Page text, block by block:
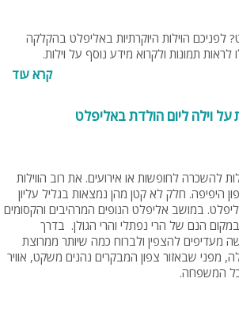
לפניכם הוילות היוקרתיות באליפלט בהקלקה
לראות תמונות ולקרוא מידע נוסף על וילות.
בנוסף תוכלו להתייעץ עם צוות האתר בחינם בטלפון 077-4060599 או
קרא עוד
וילה ליום הולדת באליפלט
להשכרה לחופשות או אירועים. את רוב הווילות
היפיפה. חלק לא קטן מהן נמצאות בגליל עליון
במושב אליפלט הנופים המרהיבים והקסומים
הנם של הרי נפתלי והרי הגולן. בדרך
מעדיפים להצפין ולברוח כמה שיותר ממרוצת
מפני שבאזור צפון המבקרים נהנים משקט, אוויר
לכל המשפחה.